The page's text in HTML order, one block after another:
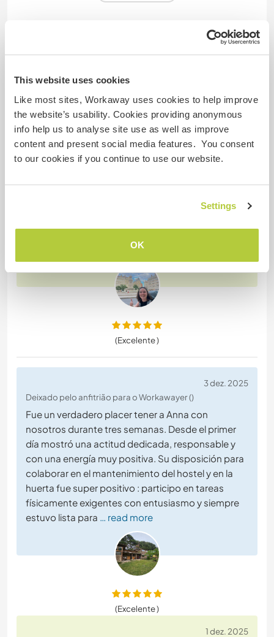
This website uses cookies
Like most sites, Workaway uses cookies to help improve
the website’s usability. Cookies providing anonymous
info help us to analyse site use as well as improve
content and present social media features. You consent
to our cookies if you continue to use our website.
Settings
OK
17 jan. 2026
Deixado pelo Workawayer () para o anfitrião (Help us with
our camping in ...)
Esta fue mi quinta vez como voluntaria en
Sudamérica y está vez con Gonzalo y Fran🐧 Me
muy serviciales. Me dejaron usar su equipamiento
18:00 y consistía en limpiar
(Excelente )
3 dez. 2025
Deixado pelo anfitrião para o Workawayer ()
Fue un verdadero placer tener a Anna con
nosotros durante tres semanas. Desde el primer
día mostró una actitud dedicada, responsable y
con una energía muy positiva. Su disposición para
colaborar en el mantenimiento del hostel y en la
huerta fue super positivo : participo en tareas
físicamente exigentes con entusiasmo y siempre
estuvo lista para
… read more
(Excelente )
1 dez. 2025